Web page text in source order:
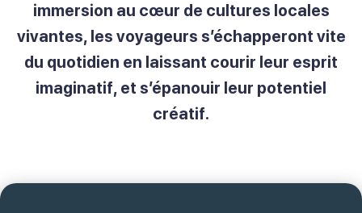
immersion au cœur de cultures locales
vivantes, les voyageurs s’échapperont vite
du quotidien en laissant courir leur esprit
imaginatif, et s’épanouir leur potentiel
créatif.